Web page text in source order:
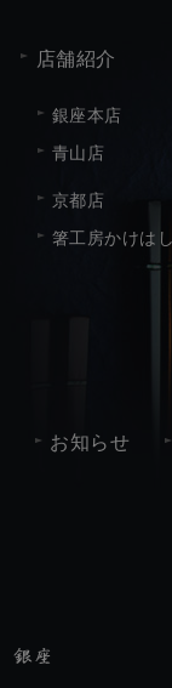
店舗紹介
銀座本店
青山店
京都店
箸工房かけは
お知らせ